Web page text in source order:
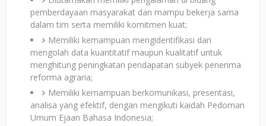
pemberdayaan masyarakat dan mampu bekerja sama
dalam tim serta memiliki komitmen kuat;
Memiliki kemampuan mengidentifikasi dan
mengolah data kuantitatif maupun kualitatif untuk
menghitung peningkatan pendapatan subyek penerima
reforma agraria;
Memiliki kemampuan berkomunikasi, presentasi,
analisa yang efektif, dengan mengikuti kaidah Pedoman
Umum Ejaan Bahasa Indonesia;